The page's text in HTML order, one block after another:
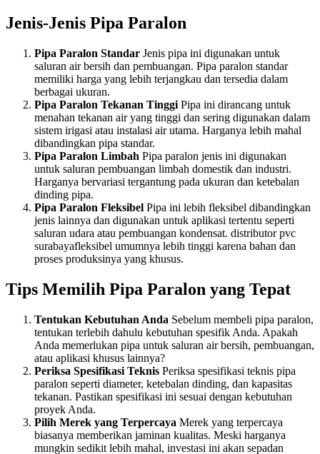
Jenis-Jenis Pipa Paralon
Pipa Paralon Standar Jenis pipa ini digunakan untuk
saluran air bersih dan pembuangan. Pipa paralon standar
memiliki harga yang lebih terjangkau dan tersedia dalam
berbagai ukuran.
Pipa Paralon Tekanan Tinggi Pipa ini dirancang untuk
menahan tekanan air yang tinggi dan sering digunakan dalam
sistem irigasi atau instalasi air utama. Harganya lebih mahal
dibandingkan pipa standar.
Pipa Paralon Limbah Pipa paralon jenis ini digunakan
untuk saluran pembuangan limbah domestik dan industri.
Harganya bervariasi tergantung pada ukuran dan ketebalan
dinding pipa.
Pipa Paralon Fleksibel Pipa ini lebih fleksibel dibandingkan
jenis lainnya dan digunakan untuk aplikasi tertentu seperti
saluran udara atau pembuangan kondensat. distributor pvc
surabayafleksibel umumnya lebih tinggi karena bahan dan
proses produksinya yang khusus.
Tips Memilih Pipa Paralon yang Tepat
Tentukan Kebutuhan Anda Sebelum membeli pipa paralon,
tentukan terlebih dahulu kebutuhan spesifik Anda. Apakah
Anda memerlukan pipa untuk saluran air bersih, pembuangan,
atau aplikasi khusus lainnya?
Periksa Spesifikasi Teknis Periksa spesifikasi teknis pipa
paralon seperti diameter, ketebalan dinding, dan kapasitas
tekanan. Pastikan spesifikasi ini sesuai dengan kebutuhan
proyek Anda.
Pilih Merek yang Terpercaya Merek yang terpercaya
biasanya memberikan jaminan kualitas. Meski harganya
mungkin sedikit lebih mahal, investasi ini akan sepadan